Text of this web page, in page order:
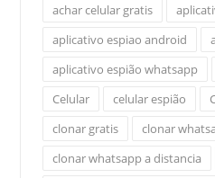
achar celular gratis
aplicativo espiao android
aplicativo espião whatsapp
Celular
celular espião
clonar gratis
clonar
clonar whatsapp a distancia